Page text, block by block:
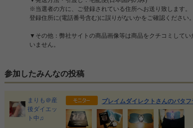
※当選者の方に、ご登録されている住所へお送り致します。
登録住所に(電話番号含む)に誤りがないかをご確認ください。
▼その他：弊社サイトの商品画像等は商品をクチコミして
いません。
参加したみんなの投稿
まりも＠産
後ダイエッ
ト中♫
プレイムダイレクトさんのバタ